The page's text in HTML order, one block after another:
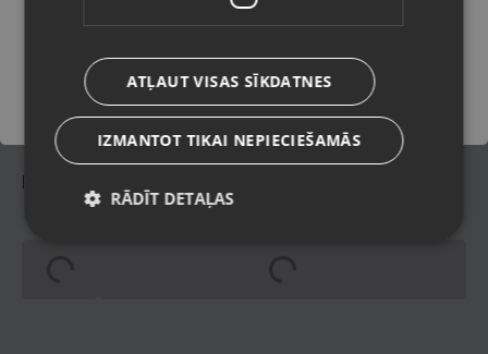
Stāvoklis Lietots (Garantija 6 mēneši)
Komplektācija
Oriģinālais iepakojums,
anotācija.
Piegādes veidi
Spinning Spinning
Saglabāt
ATĻAUT VISAS SĪKDATNES
IZMANTOT TIKAI NEPIECIEŠAMĀS
RĀDĪT DETAĻAS